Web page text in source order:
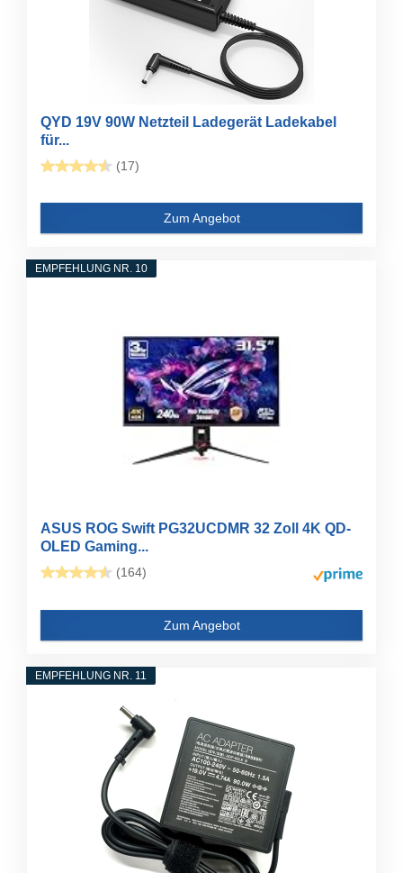
QYD 19V 90W Netzteil Ladegerät Ladekabel
für...
(17)
Zum Angebot
EMPFEHLUNG NR. 10
ASUS ROG Swift PG32UCDMR 32 Zoll 4K QD-
OLED Gaming...
(164)
Zum Angebot
EMPFEHLUNG NR. 11